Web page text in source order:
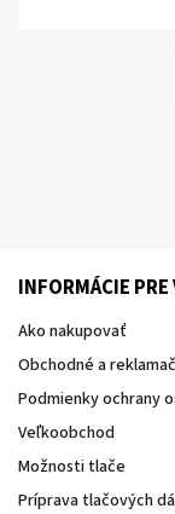
INFORMÁCIE PRE
Ako nakupovať
Obchodné a
Podmienky ochrany
Veľkoobchod
Možnosti tlače
Príprava tlačových